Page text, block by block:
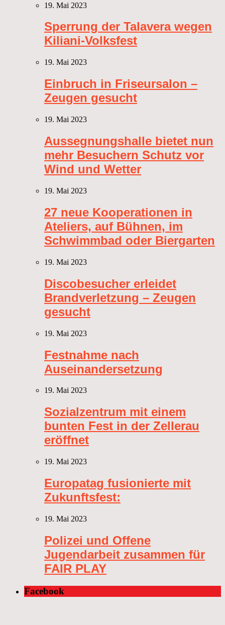
19. Mai 2023
Sperrung der Talavera wegen
Kiliani-Volksfest
19. Mai 2023
Einbruch in Friseursalon –
Zeugen gesucht
19. Mai 2023
Aussegnungshalle bietet nun
mehr Besuchern Schutz vor
Wind und Wetter
19. Mai 2023
27 neue Kooperationen in
Ateliers, auf Bühnen, im
Schwimmbad oder Biergarten
19. Mai 2023
Discobesucher erleidet
Brandverletzung – Zeugen
gesucht
19. Mai 2023
Festnahme nach
Auseinandersetzung
19. Mai 2023
Sozialzentrum mit einem
bunten Fest in der Zellerau
eröffnet
19. Mai 2023
Europatag fusionierte mit
Zukunftsfest:
19. Mai 2023
Polizei und Offene
Jugendarbeit zusammen für
FAIR PLAY
Facebook